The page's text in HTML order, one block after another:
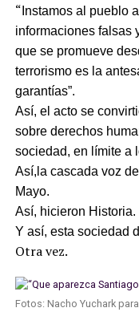
“ Instamos al pueblo
informaciones falsas
que se promueve
terrorismo es la
garantías”.
Así, el acto se
sobre derechos
sociedad, en límite a
Así,la cascada voz
Mayo.
Así, hicieron Historia.
Y así, esta sociedad
Otra vez.
Fotos: Nacho Yuchark